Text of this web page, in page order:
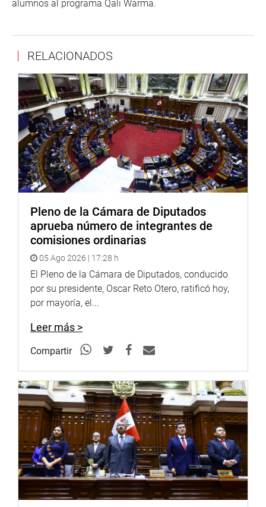
alumnos al programa Qali Warma.
RELACIONADOS
Pleno de la Cámara de Diputados
aprueba número de integrantes de
comisiones ordinarias
05 Ago 2026 | 17:28 h
El Pleno de la Cámara de Diputados, conducido
por su presidente, Oscar Reto Otero, ratificó hoy,
por mayoría, el...
Leer más >
Compartir